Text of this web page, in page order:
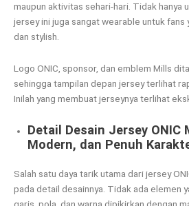
maupun aktivitas sehari-hari. Tidak hanya
jersey ini juga sangat wearable untuk fans
dan stylish.
Logo ONIC, sponsor, dan emblem Mills
sehingga tampilan depan jersey terlihat
Inilah yang membuat jerseynya terlihat
Detail Desain Jersey ONIC
Modern, dan Penuh
Salah satu daya tarik utama dari jersey
pada detail desainnya. Tidak ada elemen
garis, pola, dan warna dipikirkan dengan